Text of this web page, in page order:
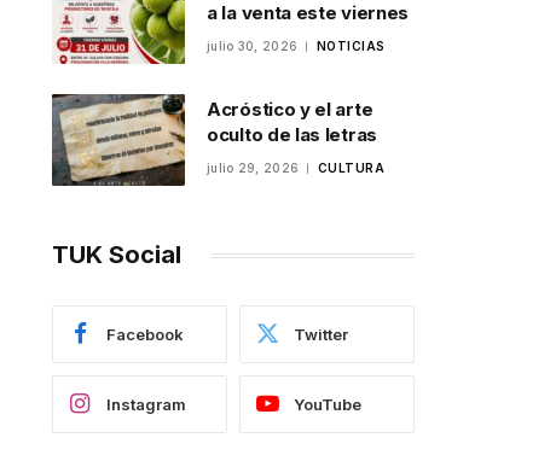
a la venta este viernes
julio 30, 2026 NOTICIAS
Acróstico y el arte
oculto de las letras
julio 29, 2026 CULTURA
TUK Social
Facebook Twitter
Instagram YouTube